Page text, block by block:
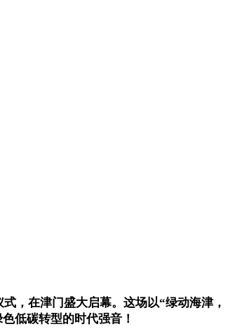
，在津门盛大启幕。这场以“绿动海津，
低碳转型的时代强音！